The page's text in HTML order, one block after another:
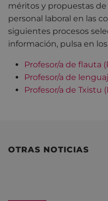
méritos y propuestas
personal laboral en las
siguientes procesos
información, pulsa en
Profesor/a de flauta
Profesor/a de
Profesor/a de Txistu
OTRAS NOTICIAS